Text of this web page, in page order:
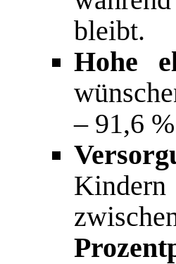
bleibt.
Hohe
– 91,6